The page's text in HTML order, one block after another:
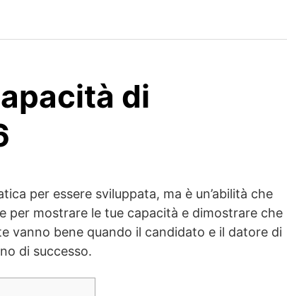
di
per essere sviluppata, ma è un’abilità che
per mostrare le tue capacità e dimostrare che
vanno bene quando il candidato e il datore di
di successo.